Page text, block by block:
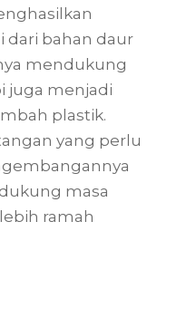
dari bahan daur
mendukung
juga menjadi
plastik.
yang perlu
masa
ramah